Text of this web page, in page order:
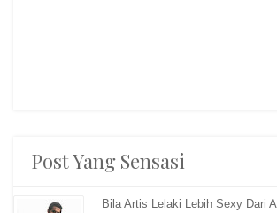
Post Yang Sensasi
Bila Artis Lelaki Lebih Sexy Dari